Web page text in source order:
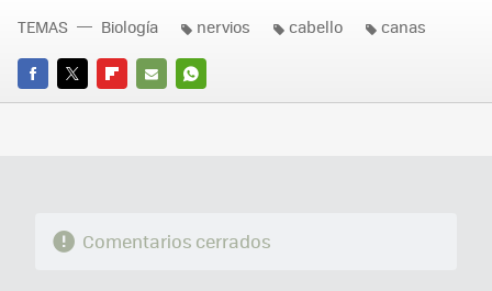
FACEBOOK
TWITTERFLIPBOARD
E-
WHATSAPP
TEMAS Biología nervios cabello canas
Comentarios cerrados